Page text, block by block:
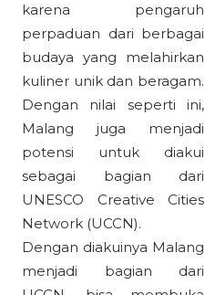
karena pengaruh
perpaduan dari berbagai
budaya yang melahirkan
kuliner unik dan beragam.
Dengan nilai seperti ini,
Malang juga menjadi
potensi untuk diakui
sebagai bagian dari
UNESCO Creative Cities
Network (UCCN).
Dengan diakuinya Malang
menjadi bagian dari